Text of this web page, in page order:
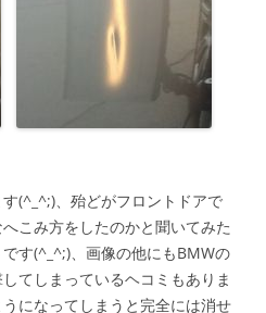
(^_^;)、殆どがフロントドアで
こみ方をしたのかと聞いてみた
す(^_^;)、画像の他にもBMWの
てしまっているヘコミもありま
になってしまうと完全には消せ